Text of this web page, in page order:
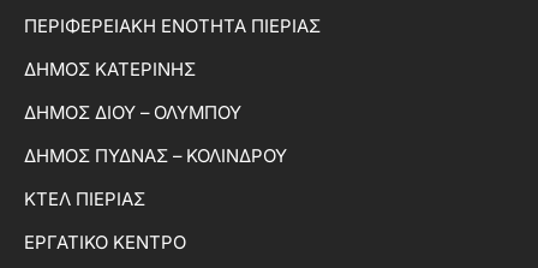
ΠΕΡΙΦΕΡΕΙΑΚΗ ΕΝΟΤΗΤΑ ΠΙΕΡΙΑΣ
ΔΗΜΟΣ ΚΑΤΕΡΙΝΗΣ
ΔΗΜΟΣ ΔΙΟΥ – ΟΛΥΜΠΟΥ
ΔΗΜΟΣ ΠΥΔΝΑΣ – ΚΟΛΙΝΔΡΟΥ
ΚΤΕΛ ΠΙΕΡΙΑΣ
ΕΡΓΑΤΙΚΟ ΚΕΝΤΡΟ